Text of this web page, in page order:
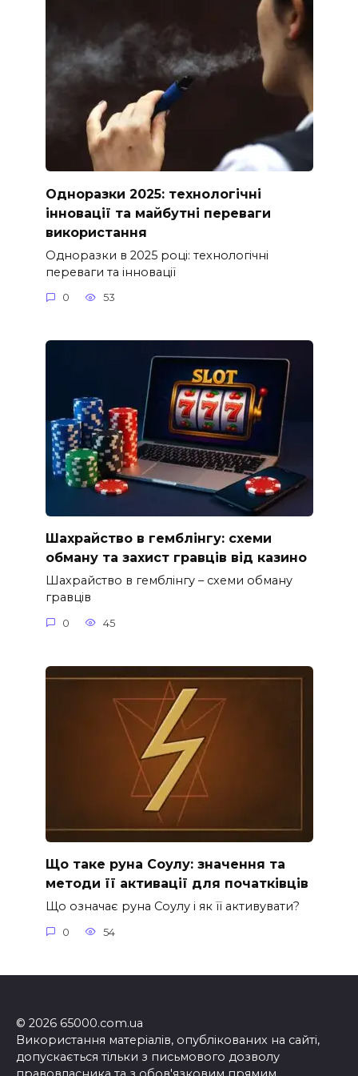
Одноразки 2025: технологічні
інновації та майбутні переваги
використання
Одноразки в 2025 році: технологічні
переваги та інновації
0 53
Шахрайство в гемблінгу: схеми
обману та захист гравців від казино
Шахрайство в гемблінгу – схеми обману
гравців
0 45
Що таке руна Соулу: значення та
методи її активації для початківців
Що означає руна Соулу і як її активувати?
0 54
© 2026 65000.com.ua
Використання матеріалів, опублікованих на сайті,
допускається тільки з письмового дозволу